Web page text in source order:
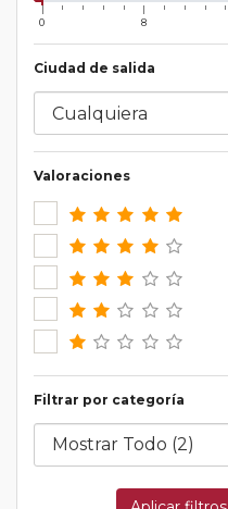
0 8
Ciudad de salida
Valoraciones
Filtrar por categoría